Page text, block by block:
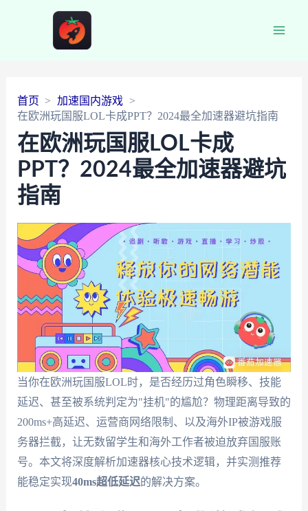
首页
加速国内游戏
在欧洲玩国服LOL卡成PPT？2024最全加速器避坑指南
在欧洲玩国服LOL卡成
PPT？2024最全加速器避坑
指南
当你在欧洲玩国服LOL时，是否经历过角色瞬移、技能
延迟、甚至被系统判定为"挂机"的尴尬？物理距离导致的
200ms+高延迟、运营商网络限制、以及海外IP被游戏服
务器拦截，让无数留学生和海外工作者被迫放弃国服账
号。本文将深度解析加速器核心技术逻辑，并实测推荐
能稳定实现40ms超低延迟的解决方案。